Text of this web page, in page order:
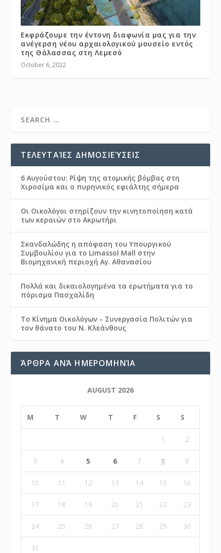
Εκφράζουμε την έντονη διαφωνία μας για την
ανέγερση νέου αρχαιολογικού μουσείο εντός
της Θάλασσας στη Λεμεσό
October 6, 2022
ΤΕΛΕΥΤΑΊΕΣ ΔΗΜΟΣΙΕΎΣΕΙΣ
6 Αυγούστου: Ρίψη της ατομικής βόμβας στη
Χιροσίμα και ο πυρηνικός εφιάλτης σήμερα
Οι Οικολόγοι στηρίζουν την κινητοποίηση κατά
των κεραιών στο Ακρωτήρι
Σκανδαλώδης η απόφαση του Υπουργικού
Συμβουλίου για το Limassol Mall στην
Βιομηχανική περιοχή Αγ. Αθανασίου
Πολλά και δικαιολογημένα τα ερωτήματα για το
πόρισμα Πασχαλίδη
Το Κίνημα Οικολόγων – Συνεργασία Πολιτών για
τον θάνατο του Ν. Κλεάνθους
ΆΡΘΡΑ ΑΝΆ ΗΜΕΡΟΜΗΝΊΑ
AUGUST 2026
M T W T F S S
1 2
3 4 5 6 7 8 9
10 11 12 13 14 15 16
17 18 19 20 21 22 23
24 25 26 27 28 29 30
31